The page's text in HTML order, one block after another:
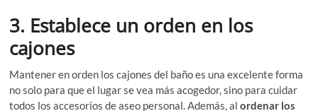
3. Establece un orden en los
cajones
Mantener en orden los cajones del baño es una excelente forma
no solo para que el lugar se vea más acogedor, sino para cuidar
todos los accesorios de aseo personal. Además, alordenar los